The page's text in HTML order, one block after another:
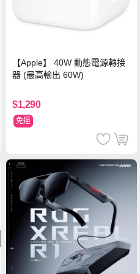
【Apple】 40W 動態電源轉接
器 (最高輸出 60W)
$1,290
免運